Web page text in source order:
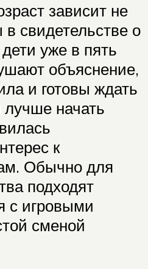
зависит не
свидетельстве о
уже в пять
объяснение,
и готовы ждать
начать
к
Обычно для
подходят
с игровыми
сменой